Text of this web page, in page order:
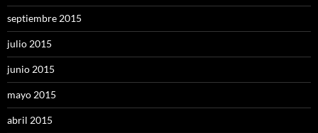
septiembre 2015
julio 2015
junio 2015
mayo 2015
abril 2015